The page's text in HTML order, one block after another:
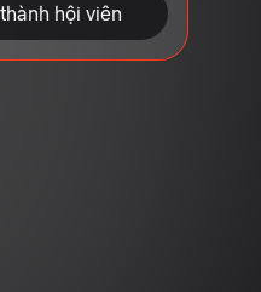
hội viên